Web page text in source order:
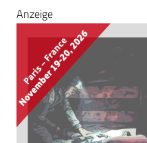
Anzeige